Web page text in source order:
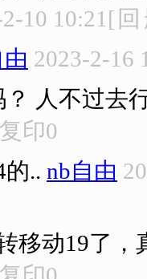
10 10:21 [ 回
2023-2-16
人不过去
复印0
的.. nb自由
移动19了，